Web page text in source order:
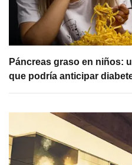
Páncreas graso en niños:
que podría anticipar